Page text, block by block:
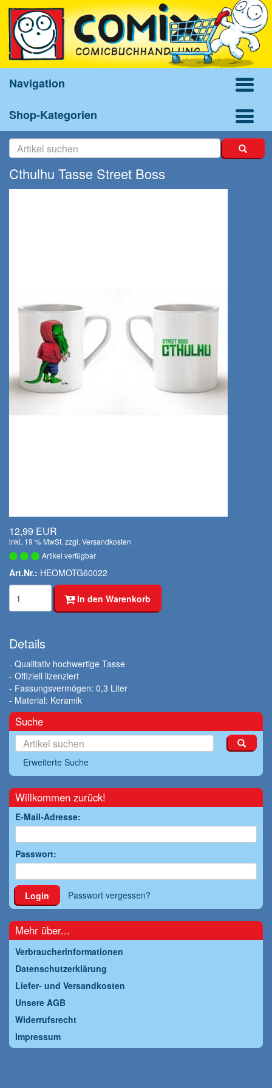
Navigation
Shop-Kategorien
Cthulhu Tasse Street Boss
12,99 EUR
inkl. 19 % MwSt. zzgl. Versandkosten
Artikel verfügbar
Art.Nr.: HEOMOTG60022
In den Warenkorb
Details
- Qualitativ hochwertige Tasse
- Offiziell lizenziert
- Fassungsvermögen: 0,3 Liter
- Material: Keramik
Suche
Erweiterte Suche
Willkommen zurück!
E-Mail-Adresse:
Passwort:
Login Passwort vergessen?
Mehr über...
Verbraucherinformationen
Datenschutzerklärung
Liefer- und Versandkosten
Unsere AGB
Widerrufsrecht
Impressum